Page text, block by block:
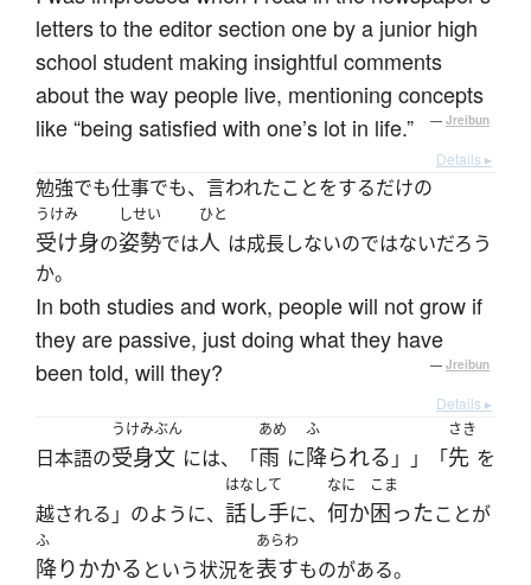
letters to the editor section one by a junior high
school student making insightful comments
about the way people live, mentioning concepts
like “being satisfied with one’s lot in life.”
— Jreibun
Details ▸
勉強でも仕事でも、言われたことをするだけの
うけみ
受け身の
しせい
姿勢では
ひと
人 は成長しないのではないだろう
か。
In both studies and work, people will not grow if
they are passive, just doing what they have
been told, will they?
— Jreibun
Details ▸
日本語の
うけみぶん
受身文 には、「
あめ
雨 に
ふ
降られる 」」「
さき
先 を
越される」のように、
はなして
話し手に、
なに
何か
こま
困ったことが
ふ
降りかかる という状況を
あらわ
表すものがある。